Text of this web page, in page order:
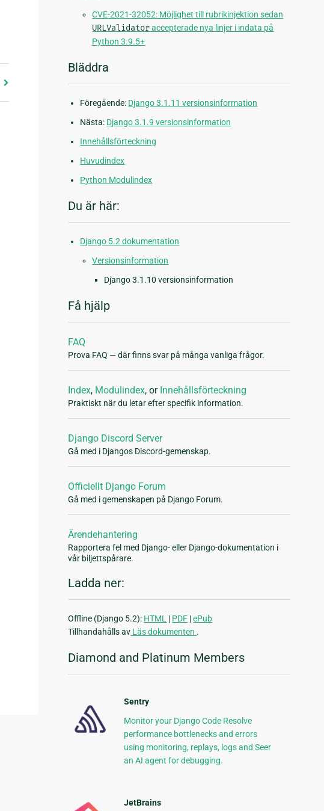
CVE-2021-32052: Möjlighet till rubrikinjektion sedan
URLValidatoraccepterade nya linjer i indata på
Python 3.9.5+
Bläddra
Föregående: Django 3.1.11 versionsinformation
Nästa: Django 3.1.9 versionsinformation
Innehållsförteckning
Huvudindex
Python Modulindex
Du är här:
Django 5.2 dokumentation
Versionsinformation
Django 3.1.10 versionsinformation
Få hjälp
FAQ
Prova FAQ — där finns svar på många vanliga frågor.
Index, Modulindex, or Innehållsförteckning
Praktiskt när du letar efter specifik information.
Django Discord Server
Gå med i Djangos Discord-gemenskap.
Officiellt Django Forum
Gå med i gemenskapen på Django Forum.
Ärendehantering
Rapportera fel med Django- eller Django-dokumentation i
vår biljettspårare.
Ladda ner:
Offline (Django 5.2): HTML | PDF |ePub
Tillhandahålls av Läs dokumenten .
Diamond and Platinum Members
Sentry
Monitor your Django Code Resolve
performance bottlenecks and errors
using monitoring, replays, logs and Seer
an AI agent for debugging.
JetBrains